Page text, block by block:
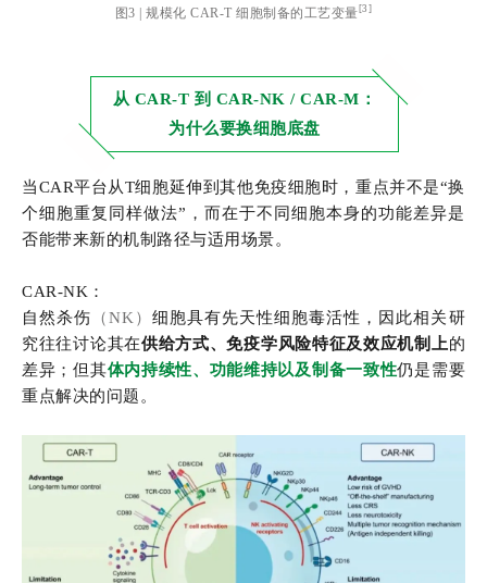
图3 | 规模化 CAR-T 细胞制备的工艺变量 [3]
从 CAR-T 到 CAR-NK / CAR-M：
为什么要换细胞底盘
当CAR平台从T细胞延伸到其他免疫细胞时，重点并不是“换
个细胞重复同样做法”，而在于不同细胞本身的功能差异是
否能带来新的机制路径与适用场景。
CAR-NK：
自然杀伤 （NK） 细胞具有先天性细胞毒活性，因此相关研
究往往讨论其在供给方式、免疫学风险特征及效应机制上的
差异；但其体内持续性、功能维持以及制备一致性仍是需要
重点解决的问题。